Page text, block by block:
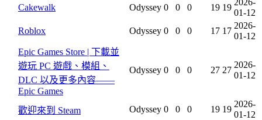
Cakewalk Odyssey 0 0 0 19 19
2026-
01-12
Roblox
Odyssey 0 0 0 17 17
2026-
01-12
Epic Games Store | 下載並
遊玩 PC 遊戲、模組、
DLC 以及更多內容——
Epic Games
Odyssey 0 0 0 27 27
2026-
01-12
歡迎來到 Steam Odyssey 0 0 0 19 19
2026-
01-12